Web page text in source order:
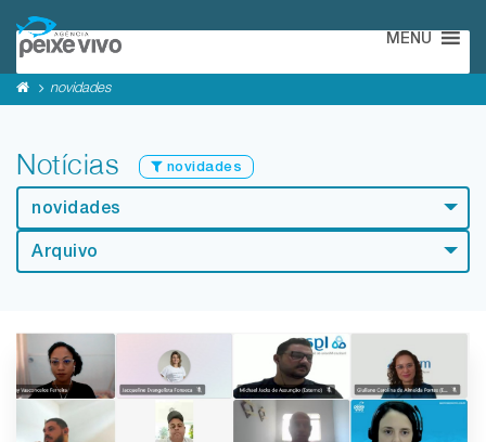
MENU
novidades
Notícias novidades
novidades
Arquivo